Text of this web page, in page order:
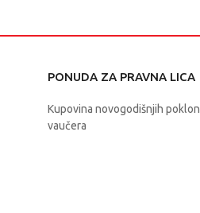
PONUDA ZA PRAVNA LICA
Kupovina novogodišnjih poklon
vaučera